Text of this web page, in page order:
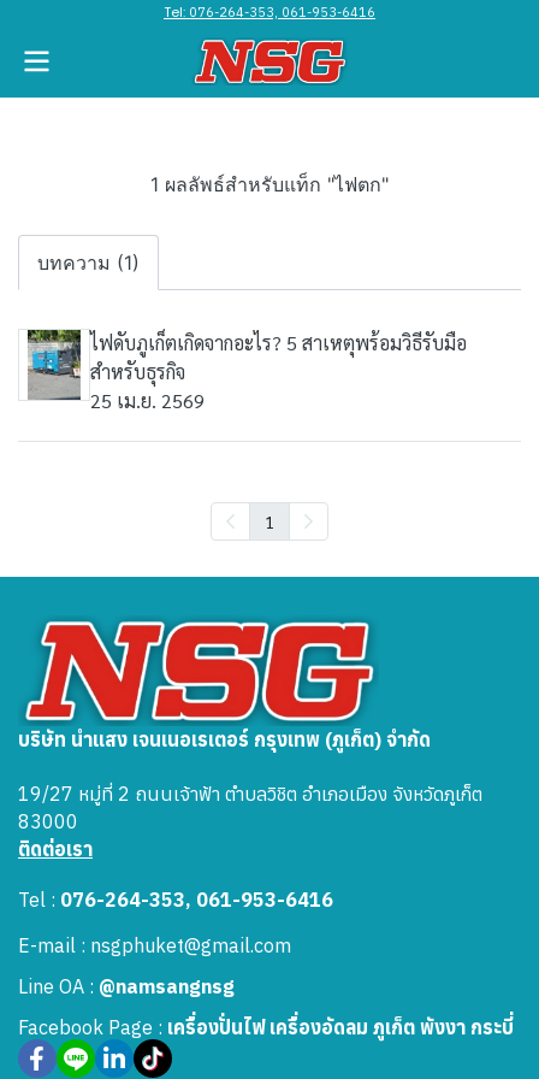
Tel: 076-264-353, 061-953-6416
1 ผลลัพธ์สำหรับแท็ก "ไฟตก"
บทความ (1)
ไฟดับภูเก็ตเกิดจากอะไร? 5 สาเหตุพร้อมวิธีรับมือ
สำหรับธุรกิจ
25 เม.ย. 2569
1
บริษัท นำแสง เจนเนอเรเตอร์ กรุงเทพ (ภูเก็ต) จำกัด
19/27 หมู่ที่ 2 ถนนเจ้าฟ้า ตำบลวิชิต อำเภอเมือง จังหวัดภูเก็ต
83000
ติดต่อเรา
Tel : 076-264-353, 061-953-6416
E-mail : nsgphuket@gmail.com
Line OA : @namsangnsg
Facebook Page : เครื่องปั่นไฟ เครื่องอัดลม ภูเก็ต พังงา กระบี่